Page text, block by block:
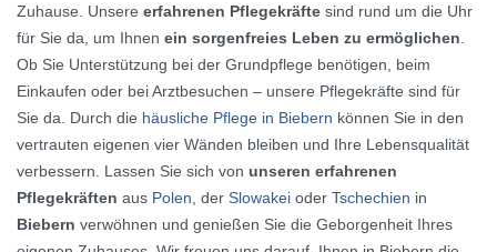
Zuhause. Unsere erfahrenen Pflegekräfte sind rund um die Uhr
für Sie da, um Ihnen ein sorgenfreies Leben zu ermöglichen.
Ob Sie Unterstützung bei der Grundpflege benötigen, beim
Einkaufen oder bei Arztbesuchen – unsere Pflegekräfte sind für
Sie da. Durch die häusliche Pflege in Biebern können Sie in den
vertrauten eigenen vier Wänden bleiben und Ihre Lebensqualität
verbessern. Lassen Sie sich von unseren erfahrenen
Pflegekräften aus Polen, der Slowakei oder Tschechien in
Biebern verwöhnen und genießen Sie die Geborgenheit Ihres